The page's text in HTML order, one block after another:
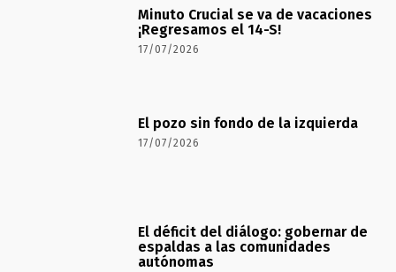
Minuto Crucial se va de vacaciones
¡Regresamos el 14-S!
17/07/2026
El pozo sin fondo de la izquierda
17/07/2026
El déficit del diálogo: gobernar de
espaldas a las comunidades
autónomas